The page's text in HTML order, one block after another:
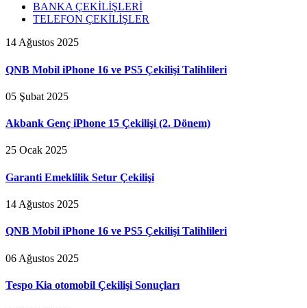
BANKA ÇEKİLİŞLERİ
TELEFON ÇEKİLİŞLER
14 Ağustos 2025
QNB Mobil iPhone 16 ve PS5 Çekilişi Talihlileri
05 Şubat 2025
Akbank Genç iPhone 15 Çekilişi (2. Dönem)
25 Ocak 2025
Garanti Emeklilik Setur Çekilişi
14 Ağustos 2025
QNB Mobil iPhone 16 ve PS5 Çekilişi Talihlileri
06 Ağustos 2025
Tespo Kia otomobil Çekilişi Sonuçları